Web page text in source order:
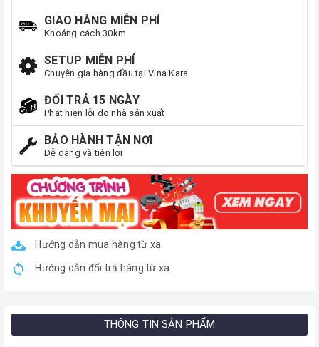
GIAO HÀNG MIỄN PHÍ
Khoảng cách 30km
SETUP MIỄN PHÍ
Chuyên gia hàng đầu tại Vina Kara
ĐỔI TRẢ 15 NGÀY
Phát hiện lỗi do nhà sản xuất
BẢO HÀNH TẬN NƠI
Dễ dàng và tiện lợi
Hướng dẫn mua hàng từ xa
Hướng dẫn đổi trả hàng từ xa
THÔNG TIN SẢN PHẨM